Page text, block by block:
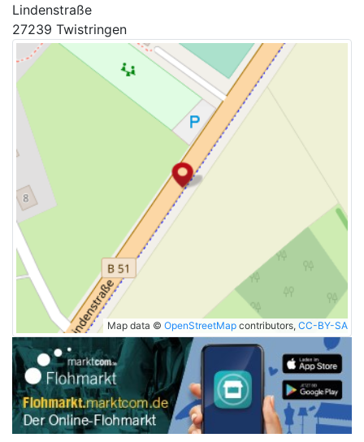
Lindenstraße
27239 Twistringen
Map data © OpenStreetMap contributors, CC-BY-SA